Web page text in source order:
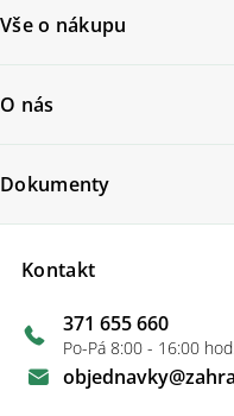
Vše o nákupu
O nás
Kontakt
objednavky@
371 655 660
Po-Pá 8:00 - 16:00
Dokumenty